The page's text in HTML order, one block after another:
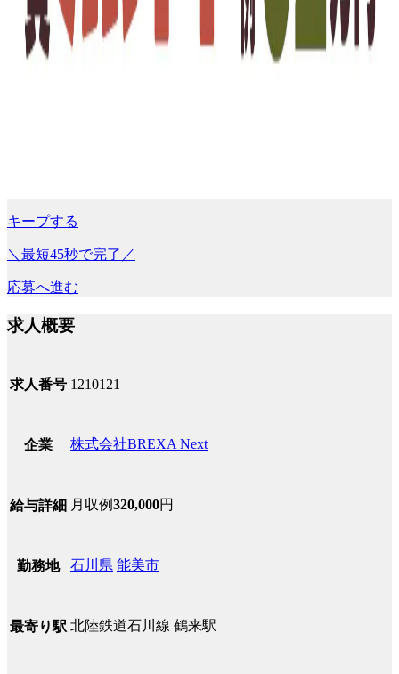
キープする
＼最短45秒で完了／
応募へ進む
求人概要
求人番号 1210121
企業 株式会社BREXA Next
給与詳細 月収例320,000円
勤務地 石川県 能美市
最寄り駅 北陸鉄道石川線 鶴来駅